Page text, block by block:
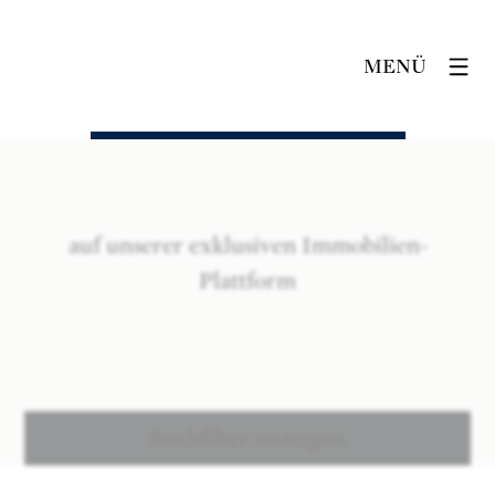
MENÜ
auf unserer exklusiven Immobilien-
Plattform